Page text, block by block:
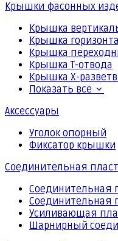
Крышки фасонных
Крышка
Крышка
Крышка
Крышка Т-отвода
Крышка Х-
Показать все
Аксессуары
Уголок опорный
Фиксатор крышки
Соединительная
Соединительная
Соединительная
Усиливающая
Шарнирный